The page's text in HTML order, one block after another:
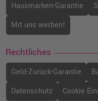
Hausmarken-Garantie
Mit uns werben!
Rechtliches
Geld-Zurück-Garantie
Datenschutz
Cookie